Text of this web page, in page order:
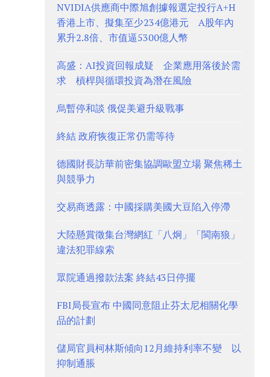
NVIDIA供應商中際旭創據報選定投行A+H
香港上市、擬集至少234億港元 A股年內
累升2.8倍、市值逼5300億人幣
高盛：AI投資回報成疑 企業應用落後於需
求 槓桿與循環投資為潛在風險
烏暫停和談 俄促美避升級戰事
終結 政府恢復正常仍需等待
德國財長訪華前密集協調歐盟立場 聚焦稀土
與競爭力
交易商透露：中國採購美國大豆陷入停滯
大陸懸賞徵集台灣網紅「八炯」「閩南狼」
違法犯罪線索
眾院通過撥款法案 終結43日停擺
FBI局長宣布 中國同意阻止芬太尼相關化學
品的計劃
儲局官員柯林斯傾向12月維持利率不變 以
抑制通脹